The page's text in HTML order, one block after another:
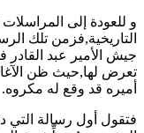
و للعودة إلى
التاريخية,فزمن تلك
جيش الأمير عبد القادر
تعرض لها,حيث ظن
أميره قد وقع له مكروه.
فتقول أول رسالة التي